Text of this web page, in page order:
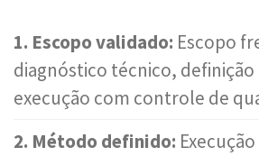
1. Escopo validado: Escopo
diagnóstico técnico, definição
execução com controle de
2. Método definido: